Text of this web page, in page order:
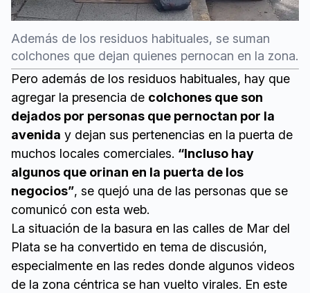
Además de los residuos habituales, se suman
colchones que dejan quienes pernocan en la zona.
Pero además de los residuos habituales, hay que
agregar la presencia de colchones que son
dejados por personas que pernoctan por la
avenida y dejan sus pertenencias en la puerta de
muchos locales comerciales. “Incluso hay
algunos que orinan en la puerta de los
negocios”, se quejó una de las personas que se
comunicó con esta web.
La situación de la basura en las calles de Mar del
Plata se ha convertido en tema de discusión,
especialmente en las redes donde algunos videos
de la zona céntrica se han vuelto virales. En este